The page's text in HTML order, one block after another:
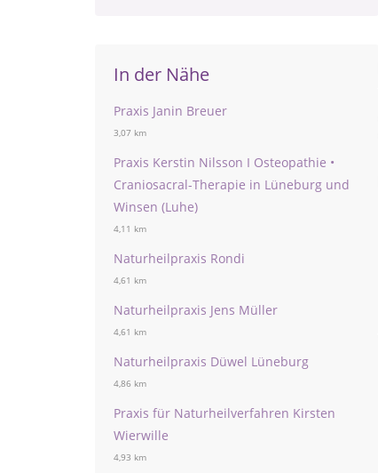
In der Nähe
Praxis Janin Breuer
3,07 km
Praxis Kerstin Nilsson I Osteopathie •
Craniosacral-Therapie in Lüneburg und
Winsen (Luhe)
4,11 km
Naturheilpraxis Rondi
4,61 km
Naturheilpraxis Jens Müller
4,61 km
Naturheilpraxis Düwel Lüneburg
4,86 km
Praxis für Naturheilverfahren Kirsten
Wierwille
4,93 km